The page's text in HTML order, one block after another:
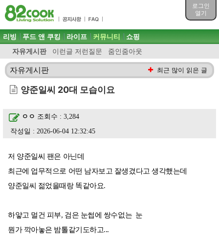
로그인
열기
목차
주메뉴 바로가기
컨텐츠 바로가기
검색 바로가기
로그인 바로가기
주메뉴
리빙 푸드 앤 쿠킹 라이프 커뮤니티
자유게시판 이런글 저런질문 줌인줌아웃
쇼핑
자유게시판 최근 많이 읽은 글
양준일씨 20대 모습이요
ㅇㅇ 조회수 : 3,284
작성일 : 2026-06-04 12:32:45
저 양준일씨 팬은 아닌데
최근에 업무적으로 어떤 남자보고 잘생겼다고 생각했는데
양준일씨 젊었을때랑 똑같아요.
하얗고 멀건 피부, 검은 눈썹에 쌍수없는 눈
뭔가 깍아놓은 밤톨같기도하고...